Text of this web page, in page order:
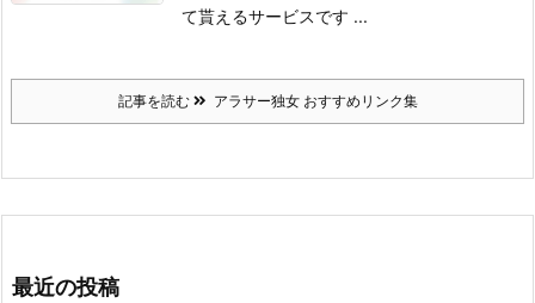
て貰えるサービスです ...
記事を読む アラサー独女 おすすめリンク集
最近の投稿